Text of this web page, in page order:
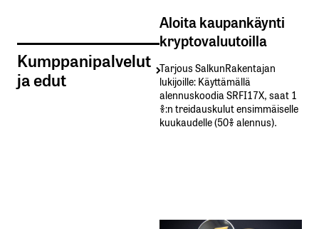
Kumppanipalvelut
ja edut
Aloita kaupankäynti
kryptovaluutoilla
Tarjous SalkunRakentajan
lukijoille: Käyttämällä​ ​
alennuskoodia​ ​SRFI17X,​ ​saat​ ​1
%:n treidauskulut​ ​ensimmäiselle​ ​
kuukaudelle​ ​(50%​ ​alennus).